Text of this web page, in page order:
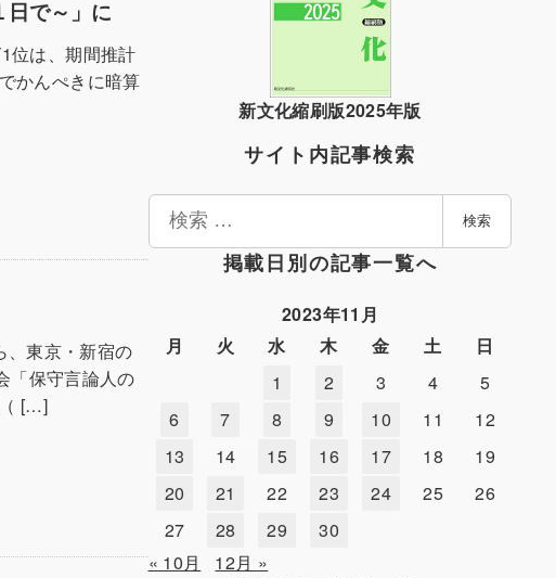
日で～」に
位は、期間推計
かんぺきに暗算
、東京・新宿の
「保守言論人の
[…]
新文化縮刷版2025年版
サイト内記事検索
検
検索
掲載日別の記事一覧へ
2023年11月
月
火 水 木 金 土
日
1
2 3 4
5
6
7 8 9 10 11
12
13
14 15 16 17 18
19
20
21 22 23 24 25
26
27
28 29
30
« 10月
12月 »